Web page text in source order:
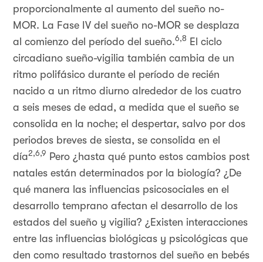
proporcionalmente al aumento del sueño no-
MOR. La Fase IV del sueño no-MOR se desplaza
al comienzo del período del sueño.6,8 El ciclo
circadiano sueño-vigilia también cambia de un
ritmo polifásico durante el período de recién
nacido a un ritmo diurno alrededor de los cuatro
a seis meses de edad, a medida que el sueño se
consolida en la noche; el despertar, salvo por dos
periodos breves de siesta, se consolida en el
día2,6,9 Pero ¿hasta qué punto estos cambios post
natales están determinados por la biología? ¿De
qué manera las influencias psicosociales en el
desarrollo temprano afectan el desarrollo de los
estados del sueño y vigilia? ¿Existen interacciones
entre las influencias biológicas y psicológicas que
den como resultado trastornos del sueño en bebés